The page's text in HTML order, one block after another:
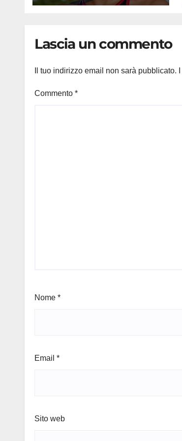
fiume di Parigi: ‘Era
Lascia un commento
Il tuo indirizzo email non sarà pubblicato.
Commento *
Nome *
Email *
Sito web